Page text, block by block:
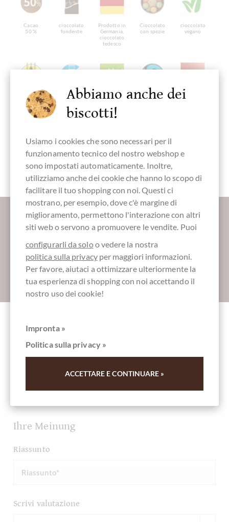
Cacao
50 %
cioccolato
fondente
Prodotto in
Germania,
cioccolato
tedesco
Cioccolato
con spezie
cioccolato
vegano
senza glutine senza lattosio
Cioccolate Bio
Cioccolate
Imballaggio
Cioccolata
calda
Maggiori informazioni sul buon cioccolato?
Registrati qui per i nostri SchokoNEWS:
Absenden
Altri clienti valutati BEET me up!
Trinkschokolade mit Rote Beete
per il vostro sostegno.
Ihre Meinung
Riassunto
Scrivi valutazione
Abbiamo anche dei
biscotti!
Usiamo i cookies che sono necessari per il
funzionamento tecnico del nostro webshop e
sono impostati automaticamente. Inoltre,
utilizziamo anche dei cookie che hanno lo scopo di
facilitare il tuo shopping con noi. Questi ci
mostrano, per esempio, dove c'è margine di
miglioramento, permettono l'interazione con altri
siti web o servono a promuovere le vendite. Puoi
configurarli da soloo vedere la nostra
politica sulla privacyper maggiori informazioni.
Per favore, aiutaci a ottimizzare ulteriormente la
tua esperienza di shopping con noi accettando il
nostro uso dei cookie!
Impronta »
Politica sulla privacy »
ACCETTARE E CONTINUARE »